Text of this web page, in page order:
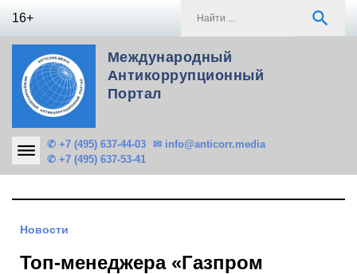
16+ search
Международный
Антикоррупционный
Портал
✆ +7 (495) 637-44-03
✆ +7 (495) 637-53-41
✉ info@anticorr.media
Новости
Топ-менеджера «Газпром